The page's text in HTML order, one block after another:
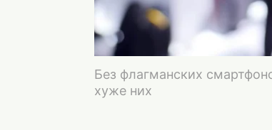
Без флагманских
хуже них